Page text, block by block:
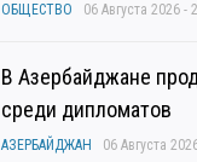
ОБЩЕСТВО 06 Августа 2026 -
В Азербайджане
среди дипломатов
АЗЕРБАЙДЖАН 06 Августа